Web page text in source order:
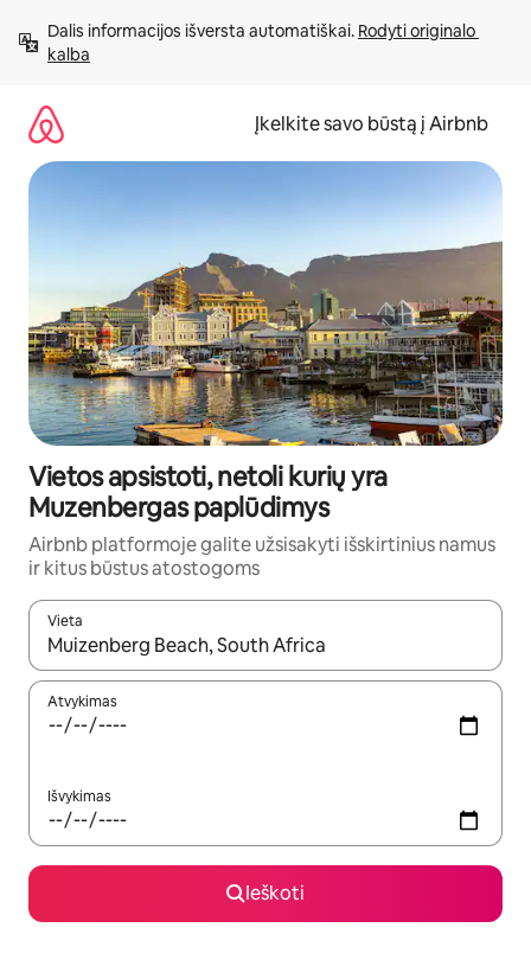
prie
turinio
Dalis informacijos išversta automatiškai. Rodyti originalo
kalba
Įkelkite savo būstą į Airbnb
Vietos apsistoti, netoli kurių yra
Muzenbergas paplūdimys
Airbnb platformoje galite užsisakyti išskirtinius namus
ir kitus būstus atostogoms
Vieta
Kai pasirodys paieškos rezultatai, juos naršyti galite
Atvykimas
Išvykimas
Ieškoti